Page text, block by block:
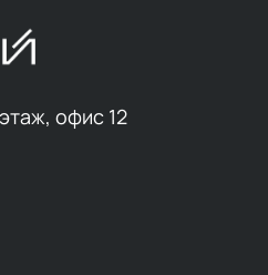
Увлажнение
церамидами и жирными
должен быть
офис 12